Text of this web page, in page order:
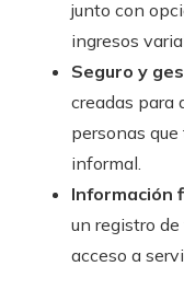
junto con
ingresos
Seguro y
creadas para
personas
informal.
Información
un registro
acceso a